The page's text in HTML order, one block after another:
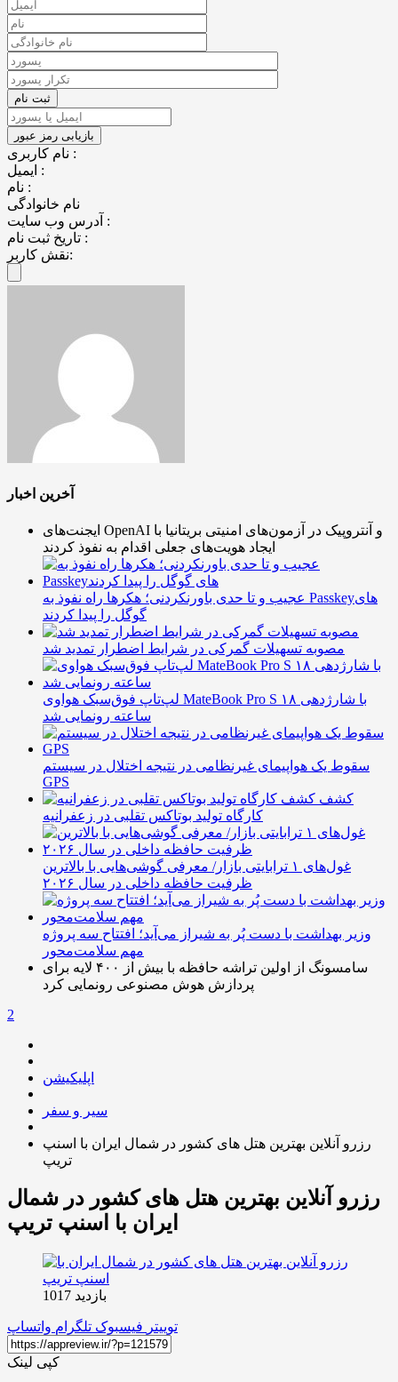
نام کاربری :
ایمیل :
نام :
نام خانوادگی
آدرس وب سایت :
تاریخ ثبت نام :
نقش کاربر:
آخرین اخبار
ایجنت‌های OpenAI و آنتروپیک در آزمون‌های امنیتی بریتانیا با
ایجاد هویت‌های جعلی اقدام به نفوذ کردند
عجیب و تا حدی باورنکردنی؛ هکرها راه نفوذ به Passkeyهای
گوگل را پیدا کردند
مصوبه تسهیلات گمرکی در شرایط اضطرار تمدید شد
لپ‌تاپ فوق‌سبک هواوی MateBook Pro S با شارژدهی ۱۸
ساعته رونمایی شد
سقوط یک هواپیمای غیرنظامی در نتیجه اختلال در سیستم‌
GPS
کشف
کارگاه تولید بوتاکس تقلبی در زعفرانیه
غول‌های ۱ ترابایتی بازار/ معرفی گوشی‌هایی با بالاترین
ظرفیت حافظه داخلی در سال ۲۰۲۶
وزیر بهداشت با دست پُر به شیراز می‌آید؛ افتتاح سه پروژه
مهم سلامت‌محور
سامسونگ از اولین تراشه حافظه با بیش از ۴۰۰ لایه برای
پردازش هوش مصنوعی رونمایی کرد
2
اپلیکیشن
سیر و سفر
رزرو آنلاین بهترین هتل های کشور در شمال ایران با اسنپ
تریپ
رزرو آنلاین بهترین هتل های کشور در شمال
ایران با اسنپ تریپ
بازدید 1017
توییتر فیسبوک تلگرام واتساپ
کپی لینک